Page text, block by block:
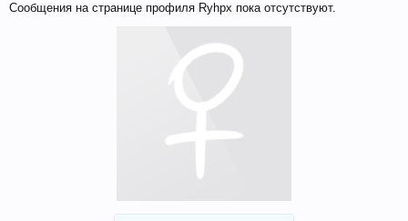
Сообщения на странице профиля Ryhpx пока отсутствуют.